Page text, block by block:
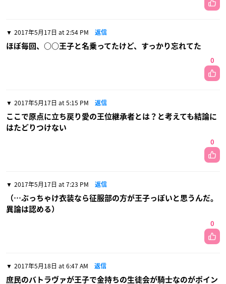
2017年5月17日 at 2:54 PM 返信
ほぼ毎回、○○王子と名乗ってたけど、すっかり忘れてた
0
2017年5月17日 at 5:15 PM 返信
ここで原点に立ち戻り愛の王位継承者とは？と考えても結論に
はたどりつけない
0
2017年5月17日 at 7:23 PM 返信
（…ぶっちゃけ衣装なら征服部の方が王子っぽいと思うんだ。
異論は認める）
0
2017年5月18日 at 6:47 AM 返信
庶民のバトラヴァが王子で金持ちの生徒会が騎士なのがポイン